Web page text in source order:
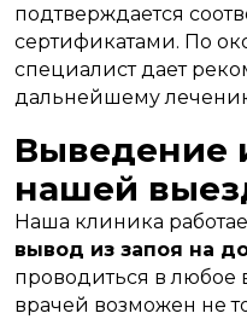
подтверждается
сертификатами. По
специалист дает
дальнейшему
Выведение
нашей
Наша клиника
вывод из запоя на
проводиться в любое
врачей возможен не